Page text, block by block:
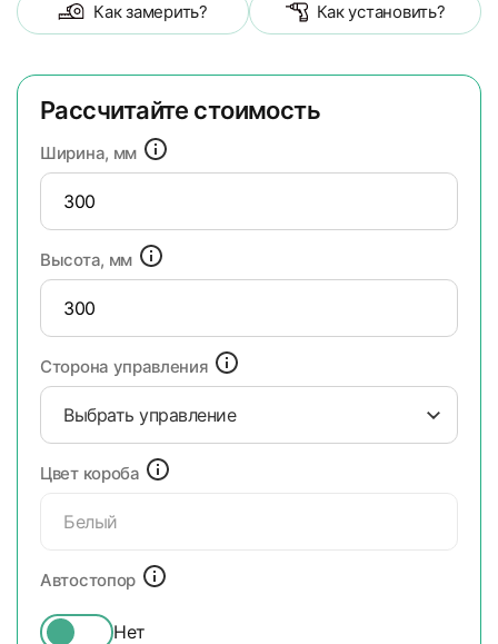
Как замерить? Как установить?
Рассчитайте стоимость
Ширина, мм
Высота, мм
Сторона управления
Выбрать управление
Цвет короба
Белый
Автостопор
Нет